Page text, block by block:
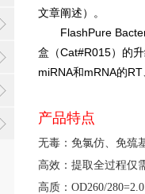
文章阐述）。
FlashPure
盒（Cat#R015）的
miRNA和mRNA的
产品特点
无毒：免氯仿、免巯
高效：提取全过程仅
高质：OD260/280=2.0